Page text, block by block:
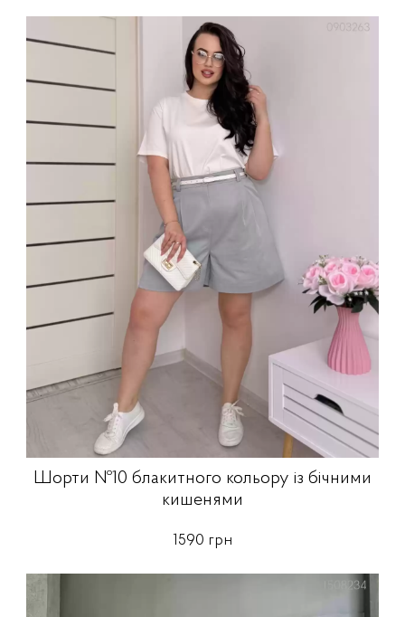
Шорти №10 блакитного кольору із бічними
кишенями
1590 грн